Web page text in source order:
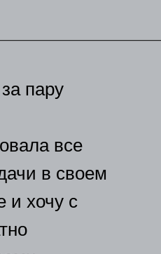
пару
все
в своем
и хочу с